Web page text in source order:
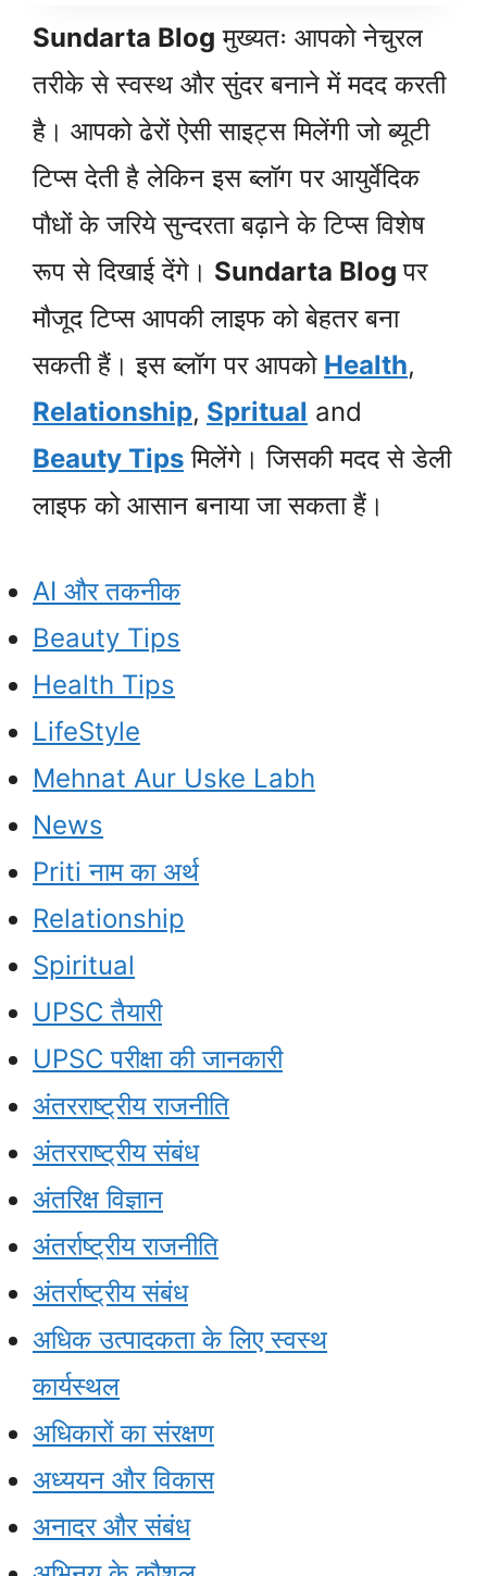
Sundarta Blog मुख्यतः आपको नेचुरल
तरीके से स्वस्थ और सुंदर बनाने में मदद करती
है। आपको ढेरों ऐसी साइट्स मिलेंगी जो ब्यूटी
टिप्स देती है लेकिन इस ब्लॉग पर आयुर्वेदिक
पौधों के जरिये सुन्दरता बढ़ाने के टिप्स विशेष
रूप से दिखाई देंगे। Sundarta Blogपर
मौजूद टिप्स आपकी लाइफ को बेहतर बना
सकती हैं। इस ब्लॉग पर आपको Health,
Relationship, Spritual and
Beauty Tips मिलेंगे। जिसकी मदद से डेली
लाइफ को आसान बनाया जा सकता हैं।
AI और तकनीक
Beauty Tips
Health Tips
LifeStyle
Mehnat Aur Uske Labh
News
Priti नाम का अर्थ
Relationship
Spiritual
UPSC तैयारी
UPSC परीक्षा की जानकारी
अंतरराष्ट्रीय राजनीति
अंतरराष्ट्रीय संबंध
अंतरिक्ष विज्ञान
अंतर्राष्ट्रीय राजनीति
अंतर्राष्ट्रीय संबंध
अधिक उत्पादकता के लिए स्वस्थ
कार्यस्थल
अधिकारों का संरक्षण
अध्ययन और विकास
अनादर और संबंध